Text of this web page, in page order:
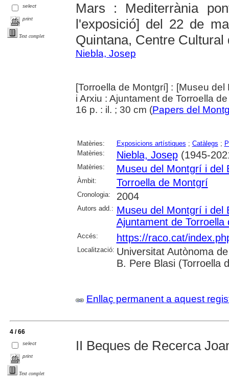
select
print
Text complet
Mars : Mediterrània
l'exposició] del 22 de
Quintana, Centre
Niebla, Josep
[Torroella de Montgrí] : [Museu
i Arxiu : Ajuntament de Torroella
16 p. : il. ; 30 cm (Papers del
Matèries: Exposicions artístiques ; Catàlegs ;
Matèries:
Niebla, Josep(1945-
Matèries: Museu del Montgrí i del
Àmbit: Torroella de Montgrí
Cronologia: 2004
Autors add.: Museu del Montgrí i del
Ajuntament de Torroella
Accés: https://raco.cat/
Localització: Universitat Autònoma
B. Pere Blasi (Torroella
Enllaç permanent a aquest
4 / 66
select
print
Text complet
II Beques de Recerca